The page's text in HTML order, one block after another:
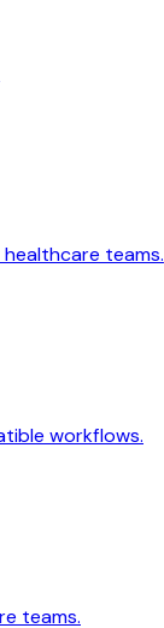
teams.
workflows.
teams.